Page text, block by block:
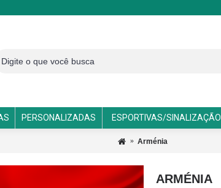
PERSONALIZADAS ESPORTIVAS/SINALIZAÇÃO
Arménia
ARMÉNIA